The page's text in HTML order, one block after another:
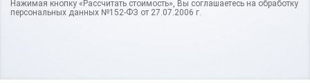
Нажимая кнопку «Рассчитать стоимость», Вы соглашаетесь на обработку
персональных данных №152-ФЗ от 27.07.2006 г.